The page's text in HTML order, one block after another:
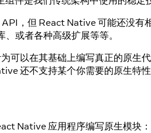
，但 React Native 可能还没
或者各种高级扩展等等。
可以在其基础上编写真正的原生
还不支持某个你需要的原生特
Native 应用程序编写原生模块：